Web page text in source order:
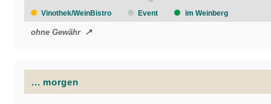
Vinothek/WeinBistro
Event im Weinberg
ohne Gewähr
... morgen